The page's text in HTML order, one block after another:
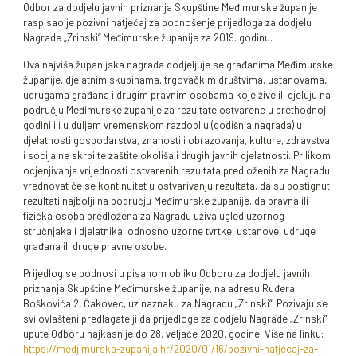
Odbor za dodjelu javnih priznanja Skupštine Međimurske županije
raspisao je pozivni natječaj za podnošenje prijedloga za dodjelu
Nagrade „Zrinski“ Međimurske županije za 2019. godinu.
Ova najviša županijska nagrada dodjeljuje se građanima Međimurske
županije, djelatnim skupinama, trgovačkim društvima, ustanovama,
udrugama građana i drugim pravnim osobama koje žive ili djeluju na
području Međimurske županije za rezultate ostvarene u prethodnoj
godini ili u duljem vremenskom razdoblju (godišnja nagrada) u
djelatnosti gospodarstva, znanosti i obrazovanja, kulture, zdravstva
i socijalne skrbi te zaštite okoliša i drugih javnih djelatnosti. Prilikom
ocjenjivanja vrijednosti ostvarenih rezultata predloženih za Nagradu
vrednovat će se kontinuitet u ostvarivanju rezultata, da su postignuti
rezultati najbolji na području Međimurske županije, da pravna ili
fizička osoba predložena za Nagradu uživa ugled uzornog
stručnjaka i djelatnika, odnosno uzorne tvrtke, ustanove, udruge
građana ili druge pravne osobe.
Prijedlog se podnosi u pisanom obliku Odboru za dodjelu javnih
priznanja Skupštine Međimurske županije, na adresu Ruđera
Boškovića 2, Čakovec, uz naznaku za Nagradu „Zrinski“. Pozivaju se
svi ovlašteni predlagatelji da prijedloge za dodjelu Nagrade „Zrinski“
upute Odboru najkasnije do 28. veljače 2020. godine. Više na linku:
https://medjimurska-zupanija.hr/2020/01/16/pozivni-natjecaj-za-